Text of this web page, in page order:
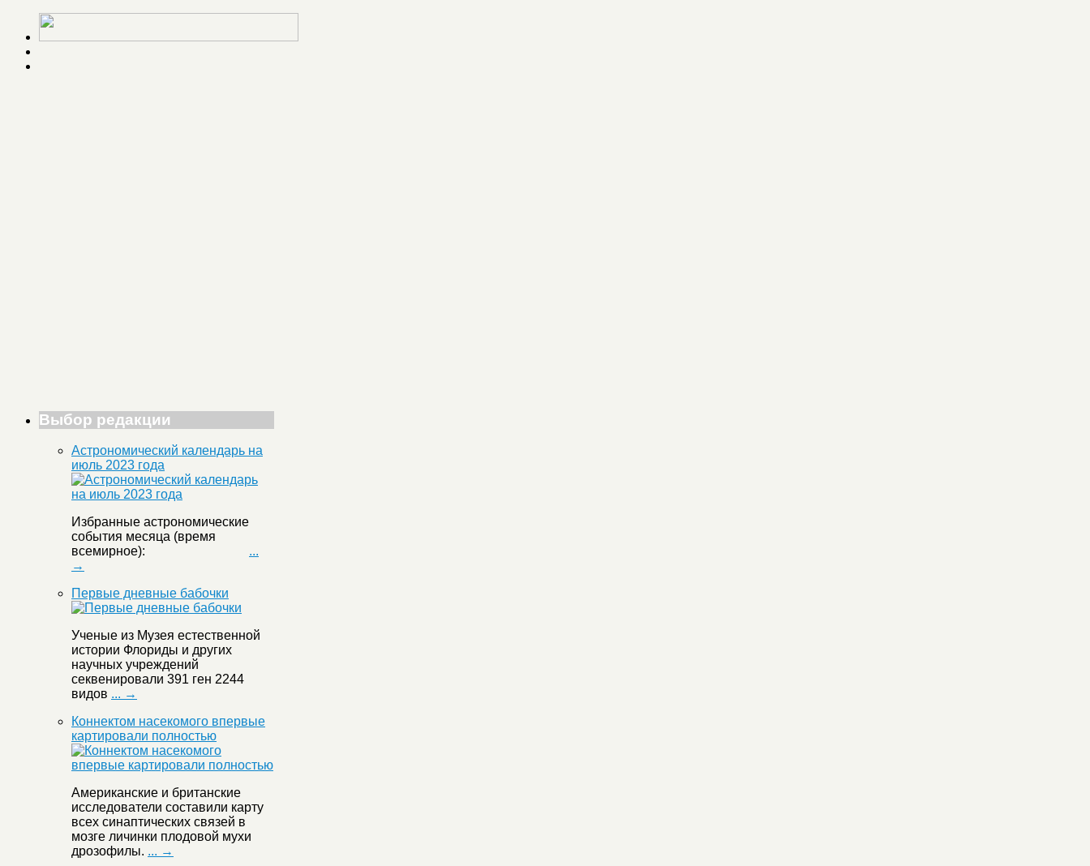
Выбор редакции
Астрономический календарь на
июль 2023 года
Избранные астрономические
события месяца (время
всемирное): ...
→
Первые дневные бабочки
Ученые из Музея естественной
истории Флориды и других
научных учреждений
секвенировали 391 ген 2244
видов ... →
Коннектом насекомого впервые
картировали полностью
Американские и британские
исследователи составили карту
всех синаптических связей в
мозге личинки плодовой мухи
дрозофилы. ... →